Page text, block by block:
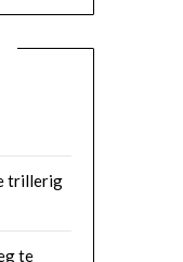
trillerig
te